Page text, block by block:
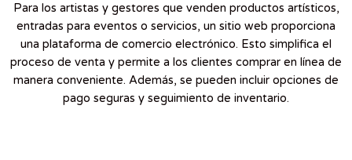
Para los artistas y gestores que venden productos artísticos,
entradas para eventos o servicios, un sitio web proporciona
una plataforma de comercio electrónico. Esto simplifica el
proceso de venta y permite a los clientes comprar en línea de
manera conveniente. Además, se pueden incluir opciones de
pago seguras y seguimiento de inventario.